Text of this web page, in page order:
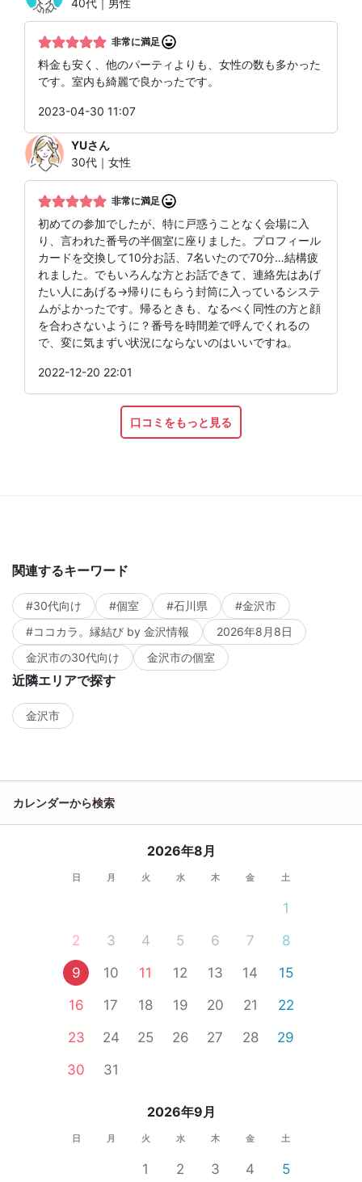
40代｜男性
非常に満足
料金も安く、他のパーティよりも、女性の数も多かった
です。室内も綺麗で良かったです。
2023-04-30 11:07
YUさん
30代｜女性
非常に満足
初めての参加でしたが、特に戸惑うことなく会場に入
り、言われた番号の半個室に座りました。プロフィール
カードを交換して10分お話、7名いたので70分…結構疲
れました。でもいろんな方とお話できて、連絡先はあげ
たい人にあげる→帰りにもらう封筒に入っているシステ
ムがよかったです。帰るときも、なるべく同性の方と顔
を合わさないように？番号を時間差で呼んでくれるの
で、変に気まずい状況にならないのはいいですね。
2022-12-20 22:01
口コミをもっと見る
関連するキーワード
#30代向け #個室 #石川県
#金沢市
#ココカラ。縁結び by 金沢情報
2026年8月8日
金沢市の30代向け
金沢市の個室
近隣エリアで探す
金沢市
カレンダーから検索
2026年8月
日 月 火 水 木 金 土
1
2
3 4 5 6 7
8
9
10 11 12 13 14
15
16
17 18 19 20 21
22
23
24 25 26 27 28
29
30
31
2026年9月
日 月 火 水 木 金 土
1 2 3 4
5